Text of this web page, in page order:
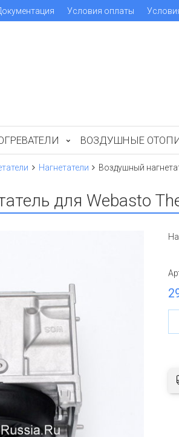
Условия оплаты
ВОЗДУШНЫЕ
Нагнетатели Воздушный
для Webasto